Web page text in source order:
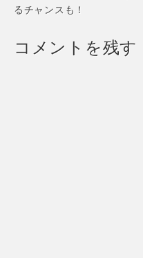
るチャンスも！
コメントを残す